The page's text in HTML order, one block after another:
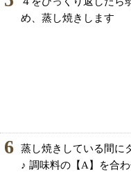
め、蒸し焼きします
6
蒸し焼きしている間に
♪ 調味料の【A】を合わ